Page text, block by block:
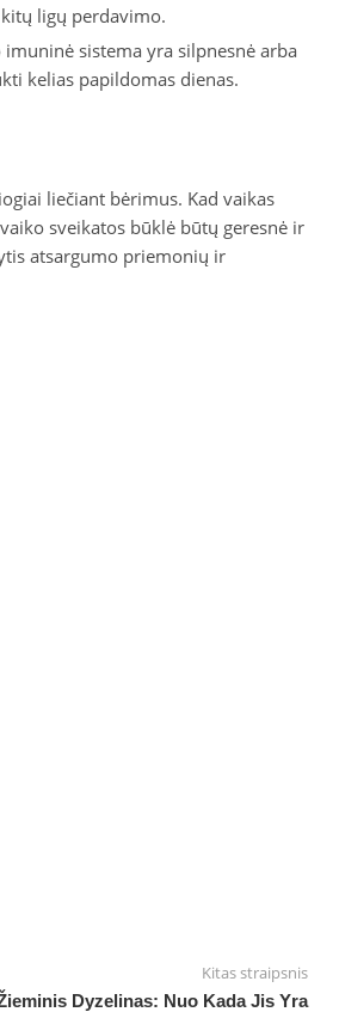
ligų perdavimo.
sistema yra silpnesnė arba
kelias papildomas dienas.
liečiant bėrimus. Kad vaikas
sveikatos būklė būtų geresnė ir
atsargumo priemonių ir
Kitas straipsnis
Dyzelinas: Nuo Kada Jis Yra